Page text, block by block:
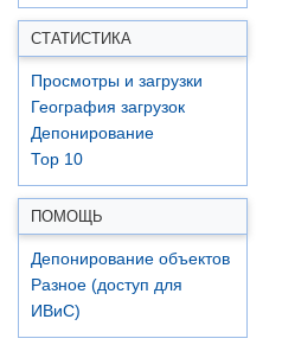
СТАТИСТИКА
Просмотры и загрузки
География загрузок
Депонирование
Top 10
ПОМОЩЬ
Депонирование объектов
Разное (доступ для
ИВиС)